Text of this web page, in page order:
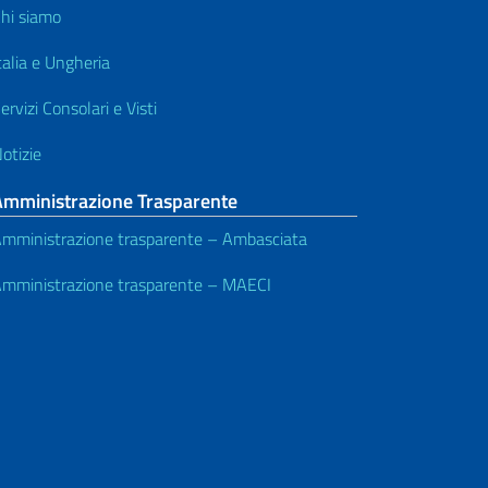
siamo
e Ungheria
Consolari e Visti
Trasparente
trasparente – Ambasciata
trasparente – MAECI